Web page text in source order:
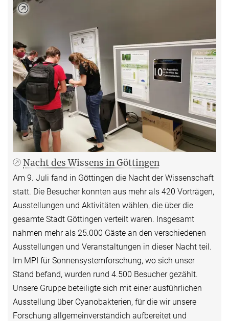
Nacht des Wissens in Göttingen
Am 9. Juli fand in Göttingen die Nacht der Wissenschaft
statt. Die Besucher konnten aus mehr als 420 Vorträgen,
Ausstellungen und Aktivitäten wählen, die über die
gesamte Stadt Göttingen verteilt waren. Insgesamt
nahmen mehr als 25.000 Gäste an den verschiedenen
Ausstellungen und Veranstaltungen in dieser Nacht teil.
Im MPI für Sonnensystemforschung, wo sich unser
Stand befand, wurden rund 4.500 Besucher gezählt.
Unsere Gruppe beteiligte sich mit einer ausführlichen
Ausstellung über Cyanobakterien, für die wir unsere
Forschung allgemeinverständich aufbereitet und